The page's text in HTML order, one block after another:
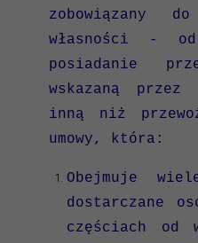
zobowiązany
własności -
posiadanie
wskazaną
inną niż
umowy, która:
Obejmuje
dostarczane
częściach od